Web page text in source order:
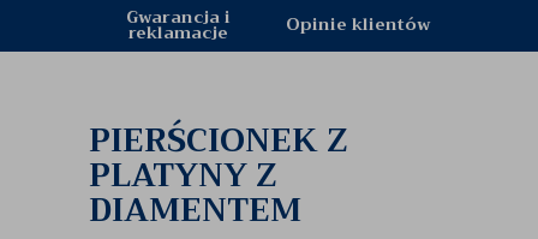
Gwarancja i
reklamacje Opinie klientów
PIERŚCIONEK Z
PLATYNY Z
DIAMENTEM